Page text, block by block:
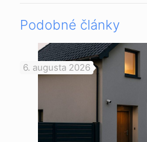
Podobné články
6. augusta 2026